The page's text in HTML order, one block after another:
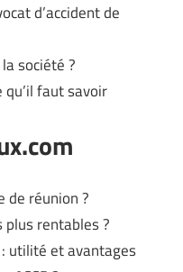
d’accident de
société ?
faut savoir
de réunion ?
plus rentables ?
utilité et avantages